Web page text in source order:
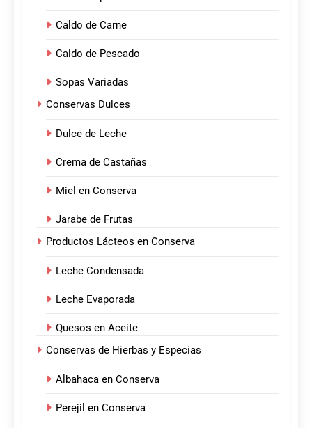
Caldo de Carne
Caldo de Pescado
Sopas Variadas
Conservas Dulces
Dulce de Leche
Crema de Castañas
Miel en Conserva
Jarabe de Frutas
Productos Lácteos en Conserva
Leche Condensada
Leche Evaporada
Quesos en Aceite
Conservas de Hierbas y Especias
Albahaca en Conserva
Perejil en Conserva